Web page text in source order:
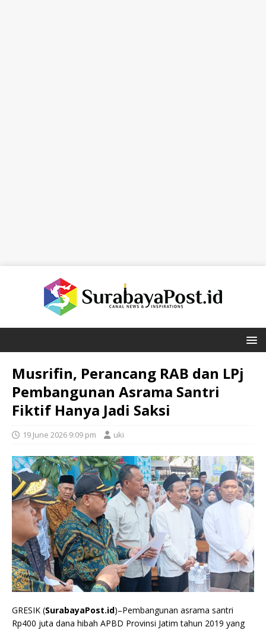
Musrifin, Perancang RAB dan LPj
Pembangunan Asrama Santri
Fiktif Hanya Jadi Saksi
19 June 2026 9:09 pm uki
GRESIK (SurabayaPost.id)–Pembangunan asrama santri
Rp400 juta dana hibah APBD Provinsi Jatim tahun 2019 yang